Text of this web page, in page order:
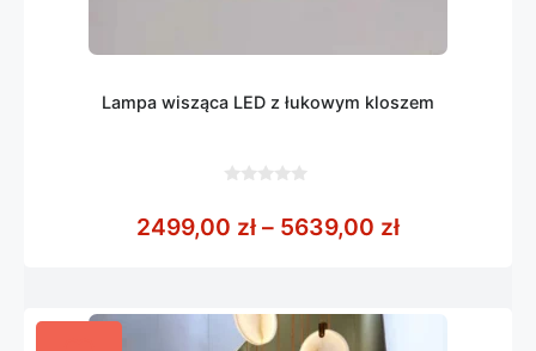
Lampa wisząca LED z łukowym kloszem
5
2499,00 zł – 5639,00 złZakres cen: